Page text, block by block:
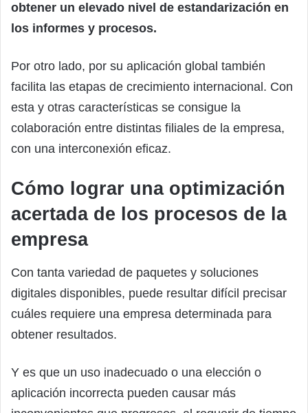
obtener un elevado nivel de estandarización en
los informes y procesos.
Por otro lado, por su aplicación global también
facilita las etapas de crecimiento internacional. Con
esta y otras características se consigue la
colaboración entre distintas filiales de la empresa,
con una interconexión eficaz.
Cómo lograr una optimización
acertada de los procesos de la
empresa
Con tanta variedad de paquetes y soluciones
digitales disponibles, puede resultar difícil precisar
cuáles requiere una empresa determinada para
obtener resultados.
Y es que un uso inadecuado o una elección o
aplicación incorrecta pueden causar más